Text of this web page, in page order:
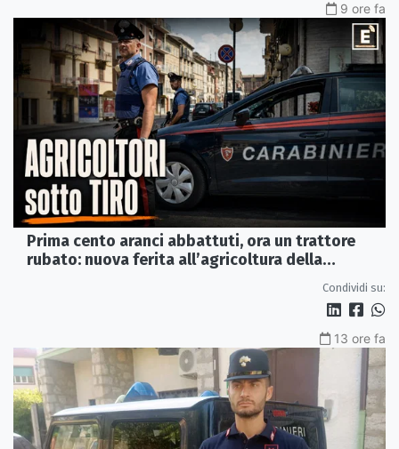
9 ore fa
Prima cento aranci abbattuti, ora un trattore
rubato: nuova ferita all’agricoltura della
Condividi su:
13 ore fa